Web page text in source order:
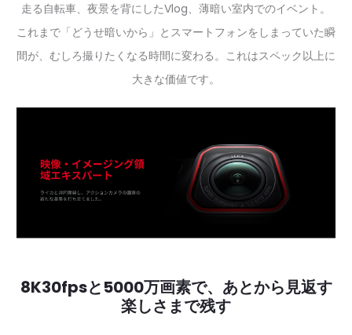
走る自転車、夜景を背にしたVlog、薄暗い室内でのイベント。
これまで「どうせ暗いから」とスマートフォンをしまっていた瞬
間が、むしろ撮りたくなる時間に変わる。これはスペック以上に
大きな価値です。
8K30fpsと5000万画素で、あとから見返す
楽しさまで残す